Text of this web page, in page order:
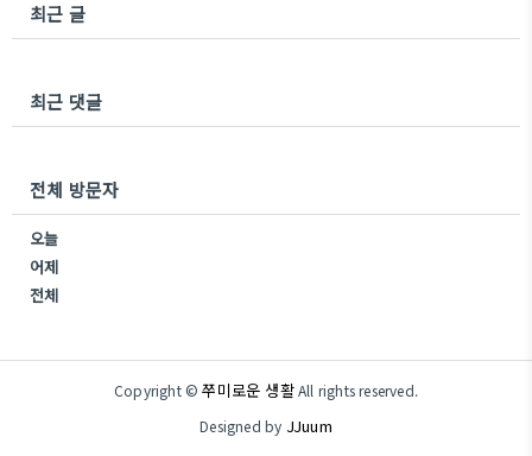
최근 글
최근 댓글
전체 방문자
오늘
어제
전체
Copyright ©쭈미로운 생활All rights reserved.
Designed by JJuum